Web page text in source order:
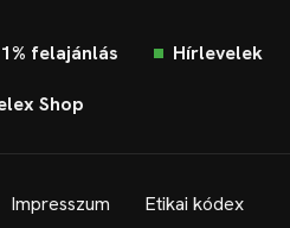
felajánlás Hírlevelek
Shop
Impresszum Etikai kódex